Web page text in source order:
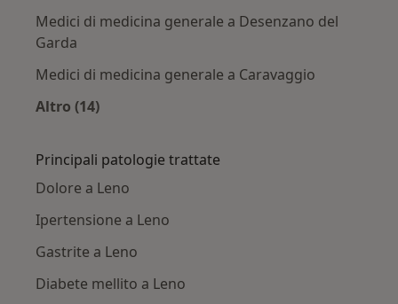
Medici di medicina generale a Desenzano del
Garda
Medici di medicina generale a Caravaggio
Altro (14)
Principali patologie trattate
Dolore a Leno
Ipertensione a Leno
Gastrite a Leno
Diabete mellito a Leno